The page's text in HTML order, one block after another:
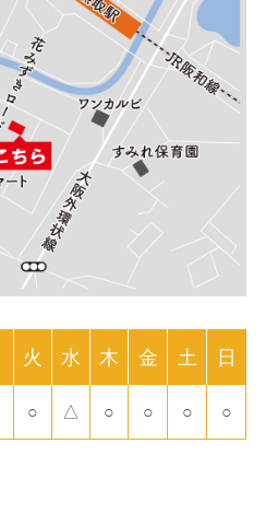
火 水 木 金 土 日
○ △ ○ ○ ○ ○